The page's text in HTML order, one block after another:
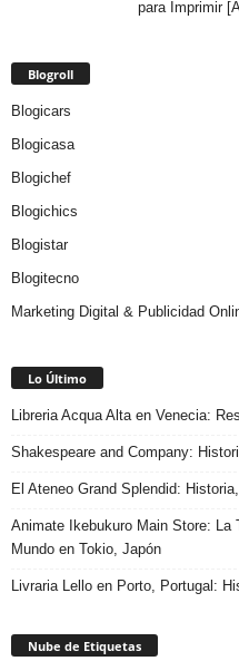
para Imprimir
Blogroll
Blogicars
Blogicasa
Blogichef
Blogichics
Blogistar
Blogitecno
Marketing Digital & Publicidad
Lo Último
Libreria Acqua Alta en Venecia:
Shakespeare and Company:
El Ateneo Grand Splendid:
Animate Ikebukuro Main Store: La
Mundo en Tokio, Japón
Livraria Lello en Porto, Portugal:
Nube de Etiquetas